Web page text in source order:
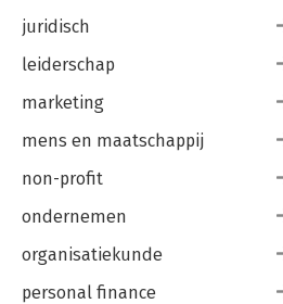
juridisch
leiderschap
marketing
mens en maatschappij
non-profit
ondernemen
organisatiekunde
personal finance